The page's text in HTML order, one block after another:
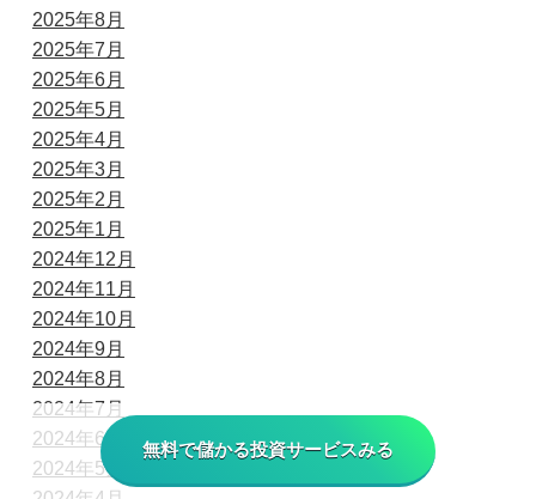
2025年8月
2025年7月
2025年6月
2025年5月
2025年4月
2025年3月
2025年2月
2025年1月
2024年12月
2024年11月
2024年10月
2024年9月
2024年8月
2024年7月
2024年6月
2024年5月
無料で儲かる投資サービスみる